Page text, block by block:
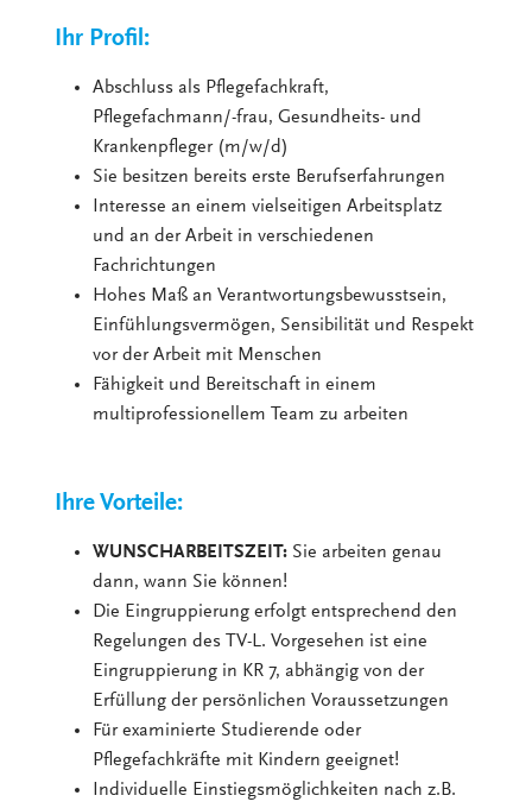
Ihr Profil:
Abschluss als Pflegefachkraft,
Pflegefachmann/-frau, Gesundheits- und
Krankenpfleger (m/w/d)
Sie besitzen bereits erste Berufserfahrungen
Interesse an einem vielseitigen Arbeitsplatz
und an der Arbeit in verschiedenen
Fachrichtungen
Hohes Maß an Verantwortungsbewusstsein,
Einfühlungsvermögen, Sensibilität und Respekt
vor der Arbeit mit Menschen
Fähigkeit und Bereitschaft in einem
multiprofessionellem Team zu arbeiten
Ihre Vorteile:
WUNSCHARBEITSZEIT: Sie arbeiten genau
dann, wann Sie können!
Die Eingruppierung erfolgt entsprechend den
Regelungen des TV-L. Vorgesehen ist eine
Eingruppierung in KR 7, abhängig von der
Erfüllung der persönlichen Voraussetzungen
Für examinierte Studierende oder
Pflegefachkräfte mit Kindern geeignet!
Individuelle Einstiegsmöglichkeiten nach z.B.